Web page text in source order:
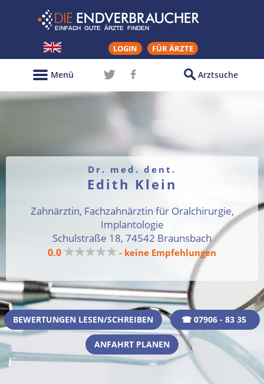
LOGIN FÜR ÄRZTE
Arztsuche
Menü
Dr. med. dent.
Edith Klein
Zahnärztin, Fachzahnärztin für Oralchirurgie,
Implantologie
Schulstraße 18, 74542 Braunsbach
0.0 ★★★★★ - keine Empfehlungen
BEWERTUNGEN LESEN/SCHREIBEN ☎ 07906 - 83 35
ANFAHRT PLANEN